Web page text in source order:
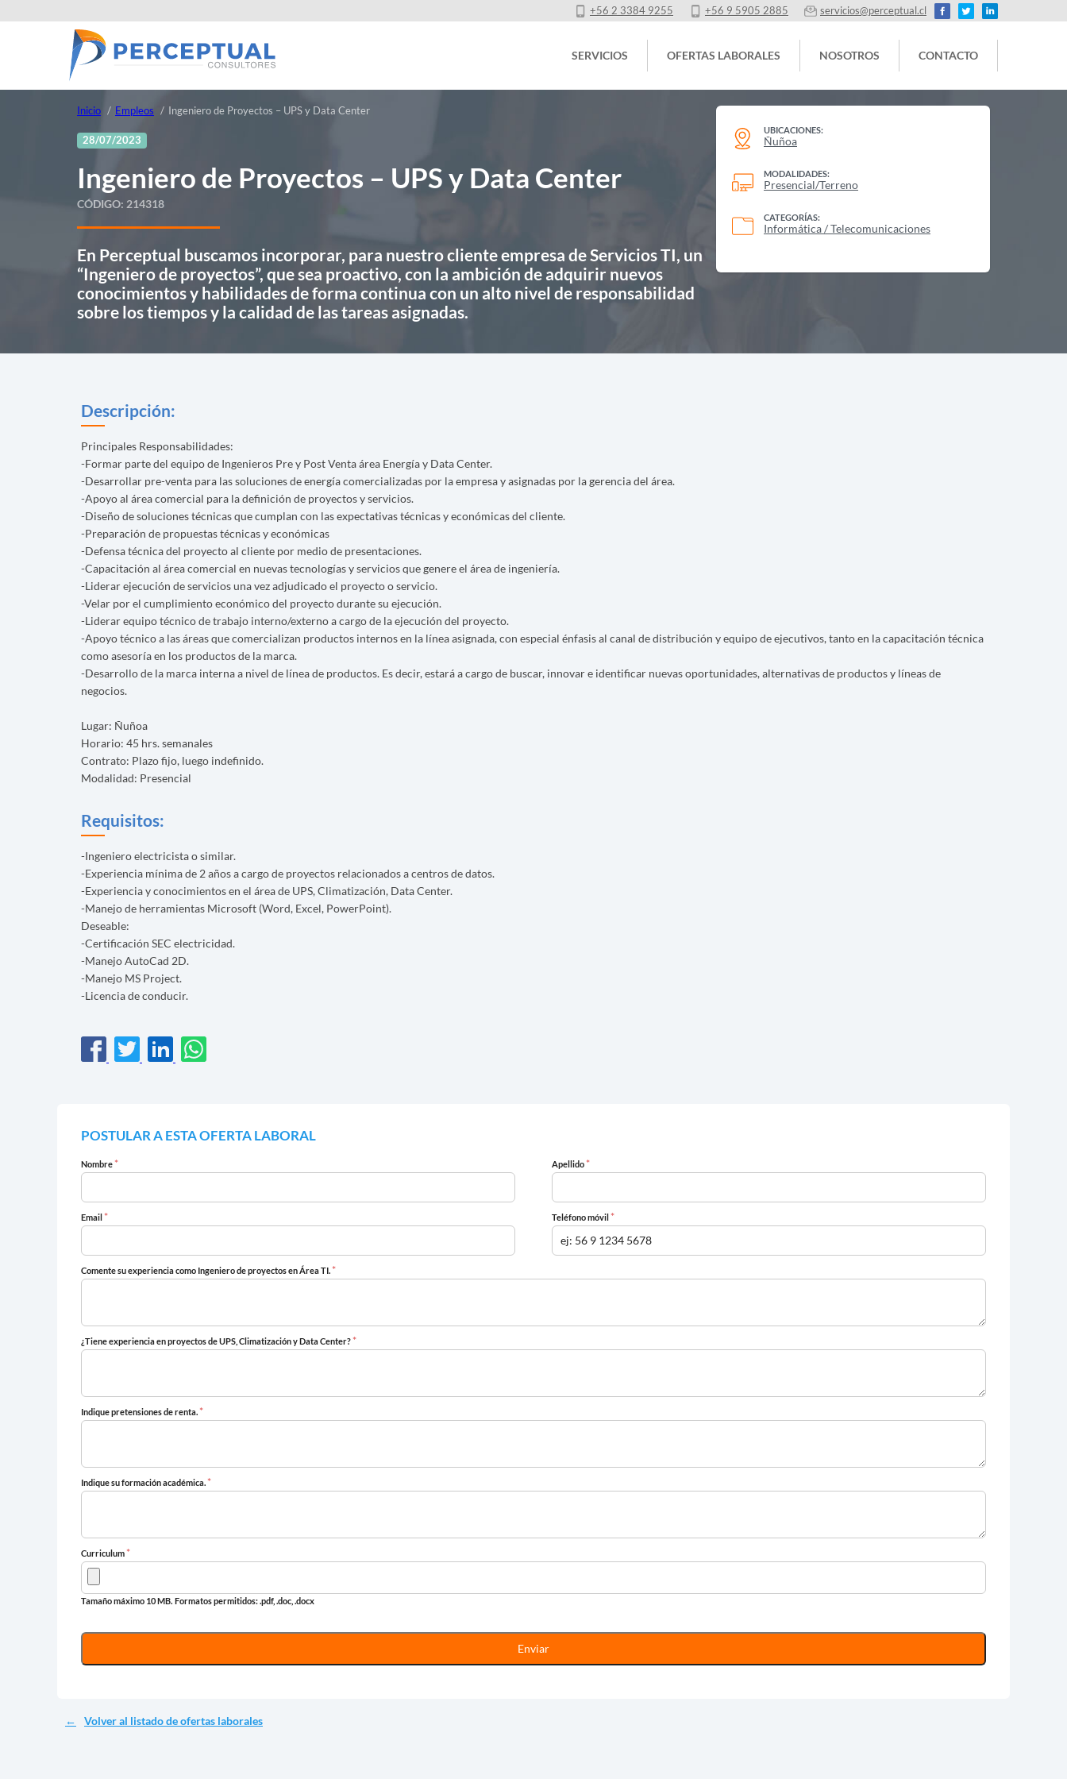
+56 2 3384 9255 +56 9 5905 2885 servicios@perceptual.cl
SERVICIOS OFERTAS LABORALES NOSOTROS CONTACTO
Inicio Empleos Ingeniero de Proyectos – UPS y Data Center
28/07/2023
Ingeniero de Proyectos – UPS y Data Center
CÓDIGO: 214318
En Perceptual buscamos incorporar, para nuestro cliente empresa de Servicios TI, un
“Ingeniero de proyectos”, que sea proactivo, con la ambición de adquirir nuevos
conocimientos y habilidades de forma continua con un alto nivel de responsabilidad
sobre los tiempos y la calidad de las tareas asignadas.
UBICACIONES:
Ñuñoa
MODALIDADES:
Presencial/Terreno
CATEGORÍAS:
Informática / Telecomunicaciones
Descripción:
Principales Responsabilidades:
-Formar parte del equipo de Ingenieros Pre y Post Venta área Energía y Data Center.
-Desarrollar pre-venta para las soluciones de energía comercializadas por la empresa y asignadas por la gerencia del área.
-Apoyo al área comercial para la definición de proyectos y servicios.
-Diseño de soluciones técnicas que cumplan con las expectativas técnicas y económicas del cliente.
-Preparación de propuestas técnicas y económicas
-Defensa técnica del proyecto al cliente por medio de presentaciones.
-Capacitación al área comercial en nuevas tecnologías y servicios que genere el área de ingeniería.
-Liderar ejecución de servicios una vez adjudicado el proyecto o servicio.
-Velar por el cumplimiento económico del proyecto durante su ejecución.
-Liderar equipo técnico de trabajo interno/externo a cargo de la ejecución del proyecto.
-Apoyo técnico a las áreas que comercializan productos internos en la línea asignada, con especial énfasis al canal de distribución y equipo de ejecutivos, tanto en la capacitación técnica
como asesoría en los productos de la marca.
-Desarrollo de la marca interna a nivel de línea de productos. Es decir, estará a cargo de buscar, innovar e identificar nuevas oportunidades, alternativas de productos y líneas de
negocios.
Lugar: Ñuñoa
Horario: 45 hrs. semanales
Contrato: Plazo fijo, luego indefinido.
Modalidad: Presencial
Requisitos:
-Ingeniero electricista o similar.
-Experiencia mínima de 2 años a cargo de proyectos relacionados a centros de datos.
-Experiencia y conocimientos en el área de UPS, Climatización, Data Center.
-Manejo de herramientas Microsoft (Word, Excel, PowerPoint).
Deseable:
-Certificación SEC electricidad.
-Manejo AutoCad 2D.
-Manejo MS Project.
-Licencia de conducir.
POSTULAR A ESTA OFERTA LABORAL
Nombre * Apellido *
Email * Teléfono móvil *
Comente su experiencia como Ingeniero de proyectos en Área TI. *
¿Tiene experiencia en proyectos de UPS, Climatización y Data Center? *
Indique pretensiones de renta. *
Indique su formación académica. *
Curriculum *
Tamaño máximo 10 MB. Formatos permitidos: .pdf, .doc, .docx
Volver al listado de ofertas laborales